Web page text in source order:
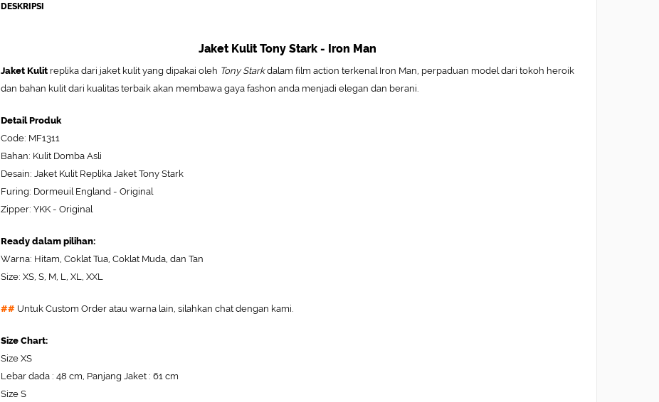
DESKRIPSI
Jaket Kulit Tony Stark - Iron Man
Jaket Kulit replika dari jaket kulit yang dipakai oleh Tony Starkdalam film action terkenal Iron Man, perpaduan model dari tokoh heroik
dan bahan kulit dari kualitas terbaik akan membawa gaya fashon anda menjadi elegan dan berani.
Detail Produk
Code: MF1311
Bahan: Kulit Domba Asli
Desain: Jaket Kulit Replika Jaket Tony Stark
Furing: Dormeuil England - Original
Zipper: YKK - Original
Ready dalam pilihan:
Warna: Hitam, Coklat Tua, Coklat Muda, dan Tan
Size: XS, S, M, L, XL, XXL
## Untuk Custom Order atau warna lain, silahkan chat dengan kami.
Size Chart:
Size XS
Lebar dada : 48 cm, Panjang Jaket : 61 cm
Size S